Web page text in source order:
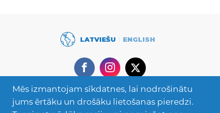
LATVIEŠU ENGLISH
FacebookInstagram
Twitter
Secondary
Navigation
Mācies ārzemēs
Mēs izmantojam sīkdatnes, lai nodrošinātu
jums ērtāku un drošāku lietošanas pieredzi.